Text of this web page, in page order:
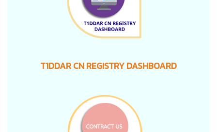
T1DDAR CN REGISTRY DASHBOARD